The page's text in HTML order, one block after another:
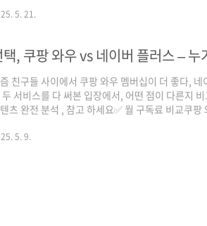
만 설치하면 프리랜서 배달이 가능한 플랫폼 구
원 + 거..
5. 21.
택, 쿠팡 와우 vs 네이버 플러스 – 누
친구들 사이에서 쿠팡 와우 멤버십이 더 좋다,
두 서비스를 다 써본 입장에서, 어떤 점이 다른지
츠 완전 분석 , 참고 하세요✅ 월 구독료 비교쿠
사용 가능하다는 제한이 있습니다.✅ 배송 혜택
실히 유리합니다.✅ 콘텐츠 제공 비교쿠팡 와우: 쿠
5. 9.